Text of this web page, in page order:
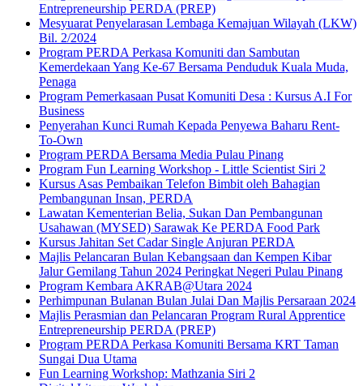
Entrepreneurship PERDA (PREP)
Mesyuarat Penyelarasan Lembaga Kemajuan Wilayah (LKW)
Bil. 2/2024
Program PERDA Perkasa Komuniti dan Sambutan
Kemerdekaan Yang Ke-67 Bersama Penduduk Kuala Muda,
Penaga
Program Pemerkasaan Pusat Komuniti Desa : Kursus A.I For
Business
Penyerahan Kunci Rumah Kepada Penyewa Baharu Rent-
To-Own
Program PERDA Bersama Media Pulau Pinang
Program Fun Learning Workshop - Little Scientist Siri 2
Kursus Asas Pembaikan Telefon Bimbit oleh Bahagian
Pembangunan Insan, PERDA
Lawatan Kementerian Belia, Sukan Dan Pembangunan
Usahawan (MYSED) Sarawak Ke PERDA Food Park
Kursus Jahitan Set Cadar Single Anjuran PERDA
Majlis Pelancaran Bulan Kebangsaan dan Kempen Kibar
Jalur Gemilang Tahun 2024 Peringkat Negeri Pulau Pinang
Program Kembara AKRAB@Utara 2024
Perhimpunan Bulanan Bulan Julai Dan Majlis Persaraan 2024
Majlis Perasmian dan Pelancaran Program Rural Apprentice
Entrepreneurship PERDA (PREP)
Program PERDA Perkasa Komuniti Bersama KRT Taman
Sungai Dua Utama
Fun Learning Workshop: Mathzania Siri 2